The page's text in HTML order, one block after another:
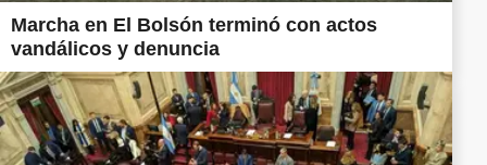
Marcha en El Bolsón terminó con actos
vandálicos y denuncia